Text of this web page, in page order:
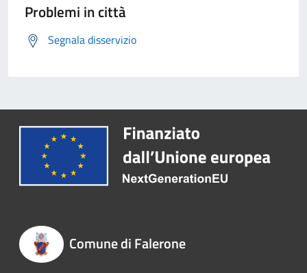
Problemi in città
Segnala disservizio
Comune di Falerone